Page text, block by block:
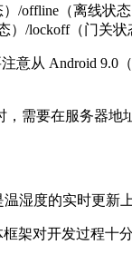
/offline（离线状态
）/lockoff（门关状
意从 Android 9.0
需要在服务器地址
湿度的实时更新
架对开发过程十